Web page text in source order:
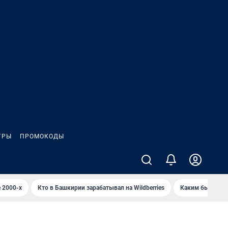
ПРОМОКОДЫ
2000-х Кто в Башкирии зарабатывал на Wildberries Каким было